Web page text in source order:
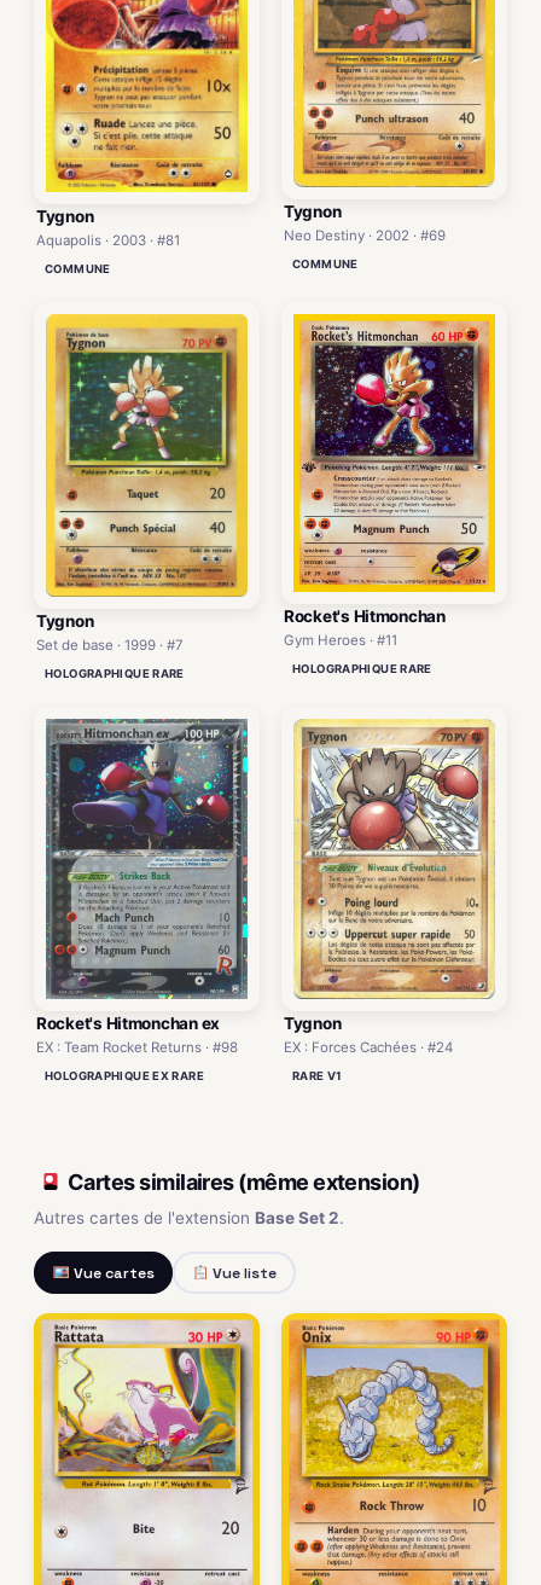
Tygnon
Aquapolis · 2003 · #81
COMMUNE
Tygnon
Neo Destiny · 2002 · #69
COMMUNE
Tygnon
Set de base · 1999 · #7
HOLOGRAPHIQUE RARE
Rocket's Hitmonchan
Gym Heroes · #11
HOLOGRAPHIQUE RARE
Rocket's Hitmonchan ex
EX : Team Rocket Returns · #98
HOLOGRAPHIQUE EX RARE
Tygnon
EX : Forces Cachées · #24
RARE V1
Cartes similaires (même extension)
Autres cartes de l'extension Base Set 2.
Vue cartes Vue liste